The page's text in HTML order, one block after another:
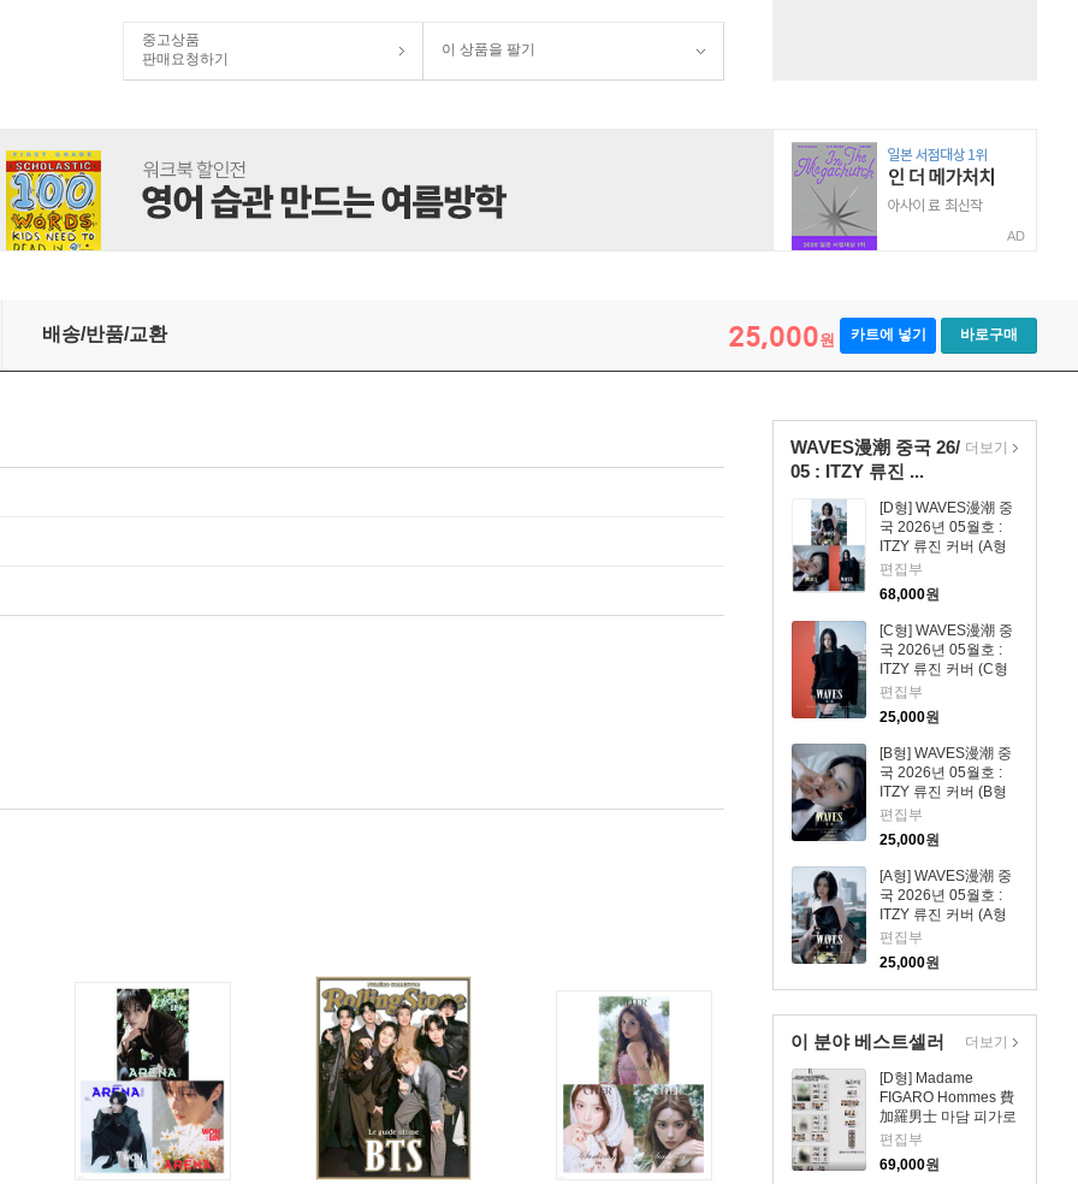
중고상품
판매요청하기
이 상품을 팔기
AD
커버 (B형 잡지+카드 4장)
배송/반품/교환 25,000원 카트에 넣기 바로구매
WAVES漫潮 중국 26/
05 : ITZY 류진 ...
[D형] WAVES漫潮 중
국 2026년 05월호 :
ITZY 류진 커버 (A형
잡지+B형 잡지+C형
잡지+카드 18장+인생
네컷 1장+엽서 4장)
편집부
68,000원
[C형] WAVES漫潮 중
국 2026년 05월호 :
ITZY 류진 커버 (C형
잡지+카드 4장)
편집부
25,000원
[B형] WAVES漫潮 중
국 2026년 05월호 :
ITZY 류진 커버 (B형
잡지+카드 4장)
편집부
25,000원
[A형] WAVES漫潮 중
국 2026년 05월호 :
ITZY 류진 커버 (A형
잡지+카드 4장)
편집부
25,000원
더보기
이 분야 베스트셀러
[D형] Madame
FIGARO Hommes 費
加羅男士 마담 피가로
옴므 비가라남사 중국
2026년 08월 : 김윤식
&박시우 커버 (A형 잡
편집부
69,000원
더보기